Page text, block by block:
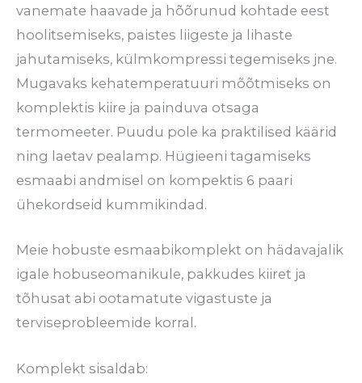
vanemate haavade ja hõõrunud kohtade eest
hoolitsemiseks, paistes liigeste ja lihaste
jahutamiseks, külmkompressi tegemiseks jne.
Mugavaks kehatemperatuuri mõõtmiseks on
komplektis kiire ja painduva otsaga
termomeeter. Puudu pole ka praktilised käärid
ning laetav pealamp. Hügieeni tagamiseks
esmaabi andmisel on kompektis 6 paari
ühekordseid kummikindad.
Meie hobuste esmaabikomplekt on hädavajalik
igale hobuseomanikule, pakkudes kiiret ja
tõhusat abi ootamatute vigastuste ja
terviseprobleemide korral.
Komplekt sisaldab: